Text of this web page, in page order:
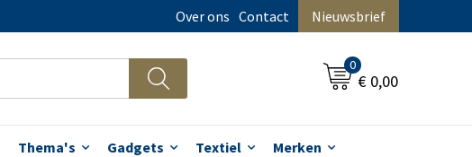
Over ons Contact Nieuwsbrief
0
€ 0,00
Thema's Gadgets Textiel Merken